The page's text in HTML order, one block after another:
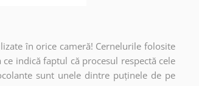
în orice cameră! Cernelurile folosite
indică faptul că procesul respectă cele
sunt unele dintre puținele de pe